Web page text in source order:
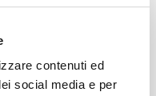
contenuti ed
social media e per
riapertura della SP81
delle ore
FS – Vallenzona